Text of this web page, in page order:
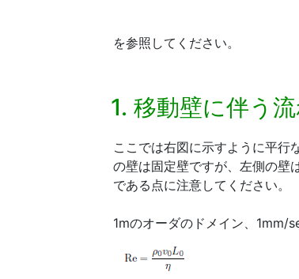
を参照してください。
1. 移動壁に伴う
ここでは右図に示すように平行
の壁は固定壁ですが、左側の壁
である点に注意してください。
1mのオーダのドメイン、1mm/